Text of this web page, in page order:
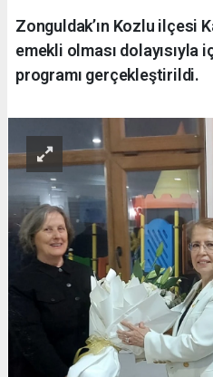
Zonguldak’ın Kozlu ilçesi
emekli olması dolayısıyla
programı gerçekleştirildi.